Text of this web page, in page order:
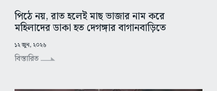
পিঠে নয়, রাত হলেই মাছ ভাজার নাম করে
মহিলাদের ডাকা হত দেগঙ্গার বাগানবাড়িতে
১২ জুন, ২০২৬
বিস্তারিত